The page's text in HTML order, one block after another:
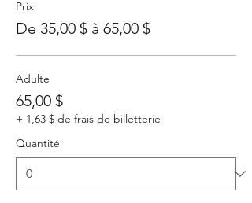
Prix
De 35,00 $ à 65,00 $
Adulte
65,00 $
+ 1,63 $ de frais de billetterie
Quantité